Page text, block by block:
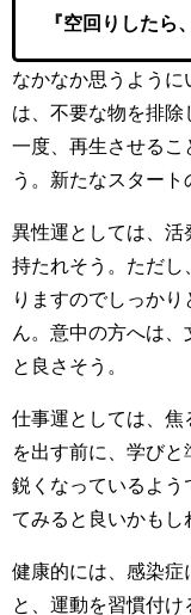
『空回りしたら
なかなか思うように
は、不要な物を排除
一度、再生させるこ
う。新たなスタート
異性運としては、活
持たれそう。ただし
りますのでしっか
ん。意中の方へは
と良さそう。
仕事運としては、焦
を出す前に、学び
鋭くなっているよう
てみると良いかもし
健康的には、感染症
と、運動を習慣付け